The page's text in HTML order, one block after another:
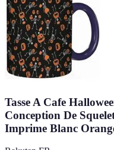
Tasse A Cafe
Conception De
Imprime Blanc